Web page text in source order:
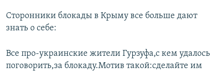
Сторонники блокады в Крыму все больше дают
знать о себе:
Все про-украинские жители Гурзуфа,с кем удалось
поговорить,за блокаду.Мотив такой:сделайте им